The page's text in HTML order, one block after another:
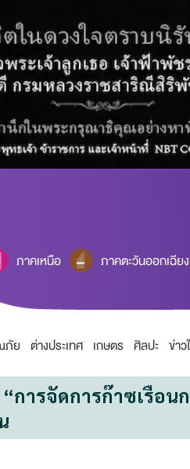
ภาคเหนือ ภาคตะวันออกเฉีย
ภัย ต่างประเทศ เกษตร ศิลปะ ข่า
ารจัดการก๊าซเรือน